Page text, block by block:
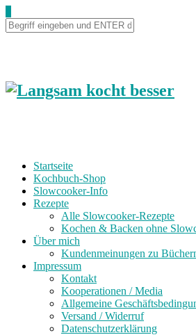
to
Recipe
Startseite
Kochbuch-Shop
Slowcooker-Info
Rezepte
Alle Slowcooker-Rezepte
Kochen & Backen ohne
Über mich
Kundenmeinungen zu
Impressum
Kontakt
Kooperationen / Media
Allgemeine
Versand / Widerruf
Datenschutzerklärung